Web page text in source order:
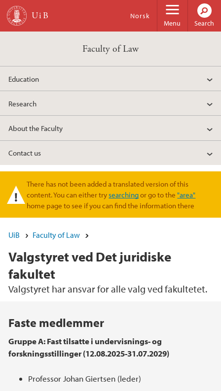
Skip to main content
Menu
Norsk
Search
Faculty of Law
Education
Research
About the Faculty
Contact us
Warning message
There has not been added a translated version of this
content. You can either try searchingor go to the"area"
home page to see if you can find the information there
UiB Faculty of Law
Valgstyret ved Det juridiske
fakultet
Valgstyret har ansvar for alle valg ved fakultetet.
Main content
Faste medlemmer
Gruppe A: Fast tilsatte i undervisnings- og
forskningsstillinger (12.08.2025-31.07.2029)
Professor Johan Giertsen (leder)